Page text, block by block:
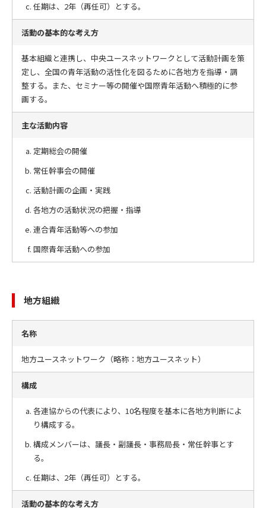
任期は、2年（再任可）とする。
活動の基本的な考え方
基本組織と連携し、中央ユースネットワークとして活動計画を策
定し、全国の青年活動の活性化を図るために各地方を指導・調
整する。また、セミナー等の開催や国際青年活動へ積極的に参
画する。
主な活動内容
定期総会の開催
常任幹事会の開催
活動計画の企画・実践
各地方の活動状況の把握・指導
連合青年活動等への参加
国際青年活動への参加
地方組織
名称
地方ユースネットワーク（略称：地方ユースネット）
構成
各連協からの代表により、10名程度を基本に各地方判断によ
り構成する。
構成メンバーは、議長・副議長・事務局長・常任幹事とす
る。
任期は、2年（再任可）とする。
活動の基本的な考え方